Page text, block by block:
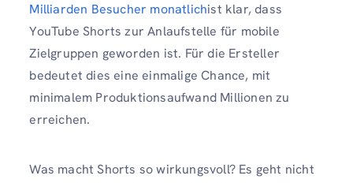
Milliarden Besucher monatlichist klar, dass
YouTube Shorts zur Anlaufstelle für mobile
Zielgruppen geworden ist. Für die Ersteller
bedeutet dies eine einmalige Chance, mit
minimalem Produktionsaufwand Millionen zu
erreichen.
Was macht Shorts so wirkungsvoll? Es geht nicht